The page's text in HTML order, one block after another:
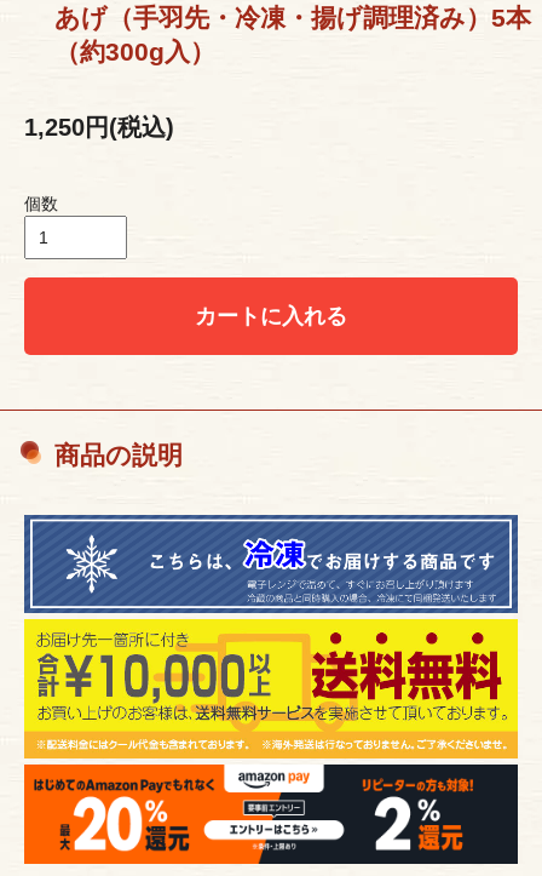
あげ（手羽先・冷凍・揚げ調理済み）5本
（約300g入）
1,250円(税込)
個数
カートに入れる
商品の説明